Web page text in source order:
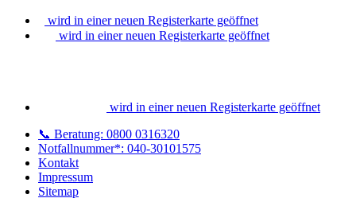
wird in einer neuen Registerkarte geöffnet
wird in einer neuen Registerkarte geöffnet
wird in einer neuen Registerkarte geöffnet
📞 Beratung: 0800 0316320
Notfallnummer*: 040-30101575
Kontakt
Impressum
Sitemap